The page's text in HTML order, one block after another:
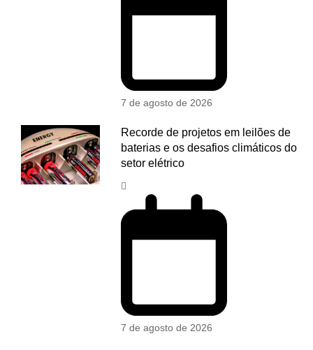
7 de agosto de 2026
Recorde de projetos em leilões de
baterias e os desafios climáticos do
setor elétrico
7 de agosto de 2026